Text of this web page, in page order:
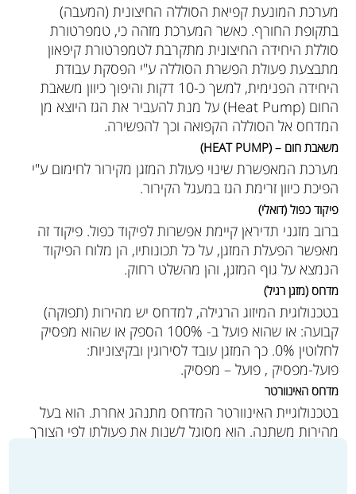
מערכת המונעת קפיאת הסוללה החיצונית (המעבה)
בתקופת החורף. כאשר המערכת מזהה כי, טמפרטורת
סוללת היחידה החיצונית מתקרבת לטמפרטורת קיפאון
מתבצעת פעולת הפשרת הסוללה ע"י הפסקת עבודת
היחידה הפנימית, למשך כ-10 דקות והיפוך כיוון משאבת
החום (Heat Pump) על מנת להעביר את הגז היוצא מן
המדחס אל הסוללה הקפואה וכך להפשירה.
משאבת חום – (HEAT PUMP)
מערכת המאפשרת שינוי פעולת המזגן מקירור לחימום ע"י
הפיכת כיוון זרימת הגז במעגל הקירור.
פיקוד כפול (דואלי)
ברוב מזגני תדיראן קיימת אפשרות לפיקוד כפול. פיקוד זה
מאפשר הפעלת המזגן, על כל תכונותיו, הן מלוח הפיקוד
הנמצא על גוף המזגן, והן מהשלט רחוק.
מדחס (מזגן רגיל)
בטכנולוגית המיזוג הרגילה, למדחס יש מהירות (תפוקה)
קבועה: או שהוא פועל ב- 100% הספק או שהוא מפסיק
לחלוטין 0%. כך המזגן עובד לסירוגין ובקיצוניות:
פועל-מפסיק , פועל – מפסיק.
מדחס האינוורטר
בטכנולוגיית האינוורטר המדחס מתנהג אחרת. הוא בעל
מהירות משתנה. הוא מסוגל לשנות את פעולתו לפי הצורך